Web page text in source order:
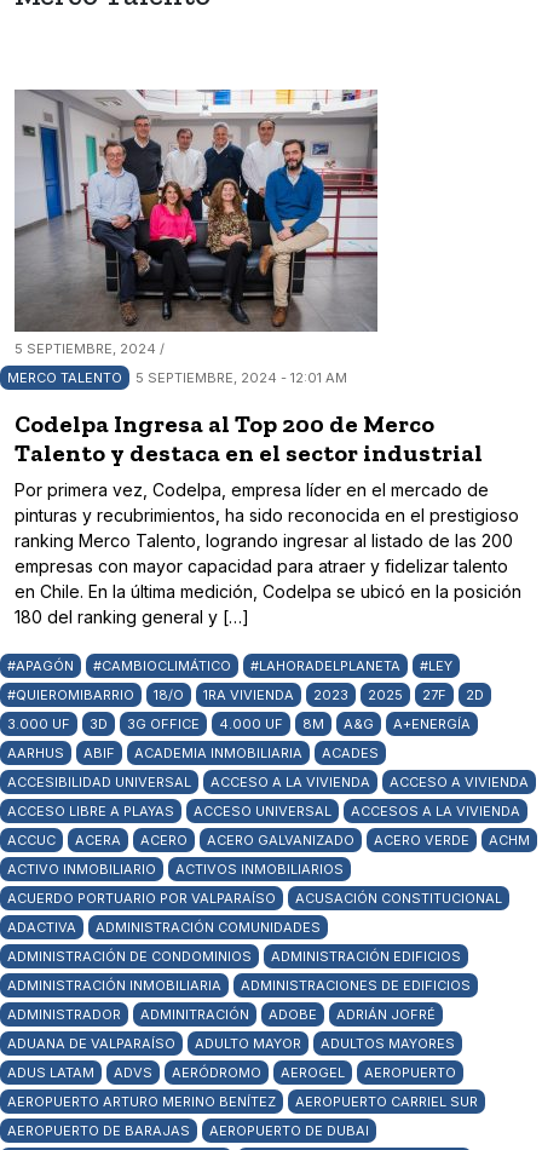
5 SEPTIEMBRE, 2024 /
MERCO TALENTO
5 SEPTIEMBRE, 2024 - 12:01 AM
Codelpa Ingresa al Top 200 de Merco
Talento y destaca en el sector industrial
Por primera vez, Codelpa, empresa líder en el mercado de
pinturas y recubrimientos, ha sido reconocida en el prestigioso
ranking Merco Talento, logrando ingresar al listado de las 200
empresas con mayor capacidad para atraer y fidelizar talento
en Chile. En la última medición, Codelpa se ubicó en la posición
180 del ranking general y […]
#APAGÓN #CAMBIOCLIMÁTICO #LAHORADELPLANETA
#LEY
#QUIEROMIBARRIO
18/O 1RA VIVIENDA 2023 2025 27F
2D
3.000 UF
3D 3G OFFICE 4.000 UF 8M A&G
A+ENERGÍA
AARHUS
ABIF ACADEMIA INMOBILIARIA
ACADES
ACCESIBILIDAD UNIVERSAL
ACCESO A LA VIVIENDA
ACCESO A VIVIENDA
ACCESO LIBRE A PLAYAS
ACCESO UNIVERSAL
ACCESOS A LA VIVIENDA
ACCUC
ACERA ACERO ACERO GALVANIZADO ACERO VERDE
ACHM
ACTIVO INMOBILIARIO
ACTIVOS INMOBILIARIOS
ACUERDO PORTUARIO POR VALPARAÍSO
ACUSACIÓN CONSTITUCIONAL
ADACTIVA
ADMINISTRACIÓN COMUNIDADES
ADMINISTRACIÓN DE CONDOMINIOS
ADMINISTRACIÓN EDIFICIOS
ADMINISTRACIÓN INMOBILIARIA
ADMINISTRACIONES DE EDIFICIOS
ADMINISTRADOR
ADMINITRACIÓN ADOBE
ADRIÁN JOFRÉ
ADUANA DE VALPARAÍSO
ADULTO MAYOR
ADULTOS MAYORES
ADUS LATAM
ADVS AERÓDROMO AEROGEL
AEROPUERTO
AEROPUERTO ARTURO MERINO BENÍTEZ
AEROPUERTO CARRIEL SUR
AEROPUERTO DE BARAJAS
AEROPUERTO DE DUBAI